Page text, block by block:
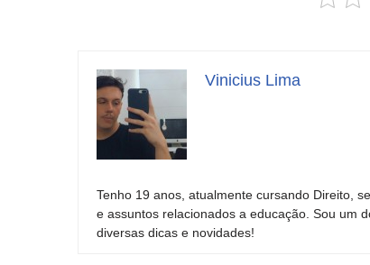
Vinicius Lima
Tenho 19 anos, atualmente cursando Direito,
e assuntos relacionados a educação. Sou um
diversas dicas e novidades!